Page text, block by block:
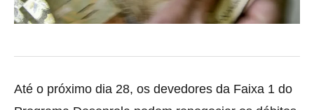
Até o próximo dia 28, os devedores da Faixa 1 do